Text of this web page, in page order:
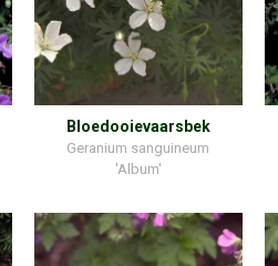
Bloedooievaarsbek
Geranium sanguineum
'Album'